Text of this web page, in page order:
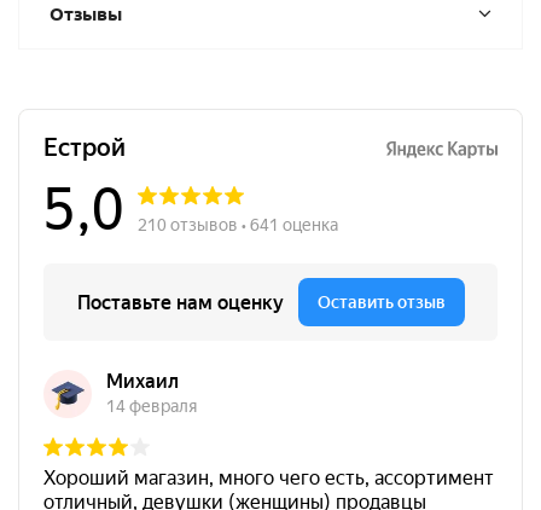
Отзывы